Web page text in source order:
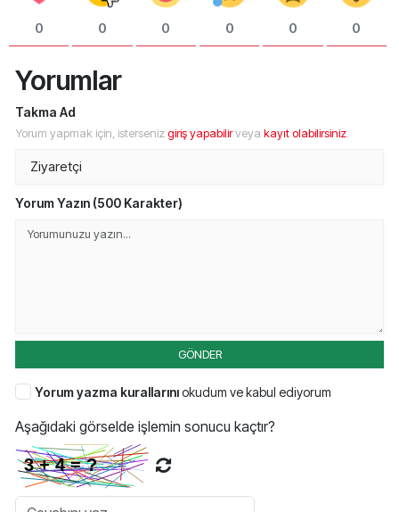
0 0 0 0 0 0
Yorumlar
Takma Ad
Yorum yapmak için, istersenizgiriş yapabilirveya kayıt olabilirsiniz.
Yorum Yazın (500 Karakter)
GÖNDER
Yorum yazma kurallarınıokudum ve kabul ediyorum
Aşağıdaki görselde işlemin sonucu kaçtır?